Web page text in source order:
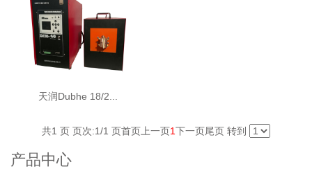
天润Dubhe 18/2...
共1 页 页次:1/1 页首页 上一页1下一页尾页 转到
产品中心